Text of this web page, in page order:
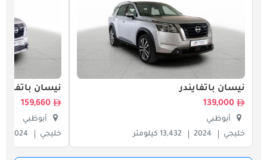
نيسان باثفايندر
139,000
أبوظبي
خليجي
2024 13,432 كيلومتر
نيسان
159,660
أبوظبي
خليجي
2024